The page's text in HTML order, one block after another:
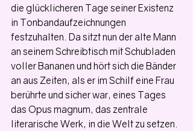
die glücklicheren Tage seiner Existenz
in Tonbandaufzeichnungen
festzuhalten. Da sitzt nun der alte Mann
an seinem Schreibtisch mit Schubladen
voller Bananen und hört sich die Bänder
an aus Zeiten, als er im Schilf eine Frau
berührte und sicher war, eines Tages
das Opus magnum, das zentrale
literarische Werk, in die Welt zu setzen.